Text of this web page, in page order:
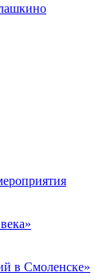
в Смоленске»